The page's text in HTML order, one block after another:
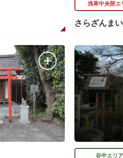
浅草中央部エ
さらざんま
谷中エリア